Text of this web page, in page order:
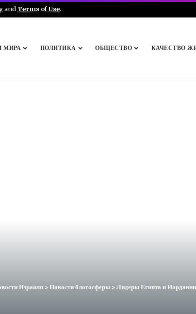
and Terms of Use.
МИРА ПОЛИТИКА ОБЩЕСТВО КАЧЕСТВО
Израиля>Новости блогосферы >Лидеры Египта и Иордании